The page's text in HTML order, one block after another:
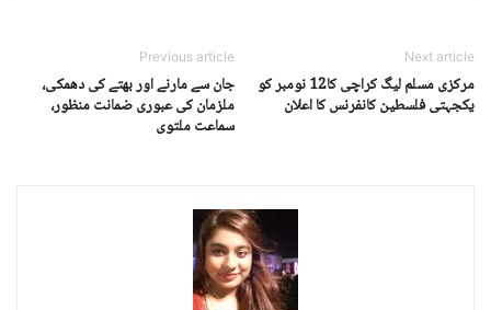
Previous article
جان سے مارنے اور بھتے کی دھمکی،
ملزمان کی عبوری ضمانت منظور،
سماعت ملتوی
Next article
مرکزی مسلم لیگ کراچی کا12 نومبر کو
یکجہتی فلسطین کانفرنس کا اعلان